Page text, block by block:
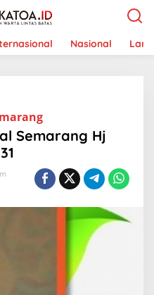
Nasional
Semarang Hj